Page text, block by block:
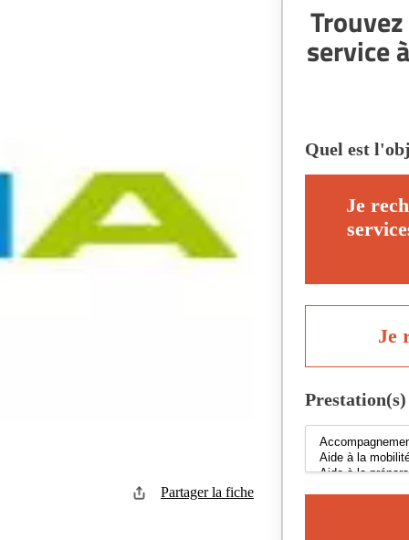
Partager la fiche
service
Quel est
Je
Je